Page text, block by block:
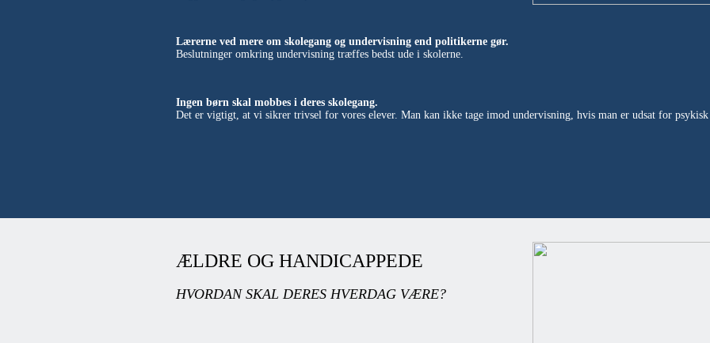
Lærerne ved mere om skolegang og undervisning end politikerne gør.
Beslutninger omkring undervisning træffes bedst ude i skolerne.
Ingen børn skal mobbes i deres skolegang.
Det er vigtigt, at vi sikrer trivsel for vores elever. Man kan ikke tage imod undervisning, hvis man er udsat for psykisk
ÆLDRE OG HANDICAPPEDE
HVORDAN SKAL DERES HVERDAG VÆRE?